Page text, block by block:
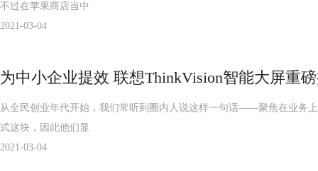
不过在苹果商店当中
2021-03-04
为中小企业提效 联想ThinkVision智能大屏重
从全民创业年代开始，我们常听到圈内人说这样一句话——聚焦在业务
式这块，因此他们显
2021-03-04